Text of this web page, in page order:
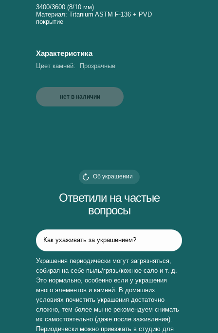
нет в наличии
Характеристика
3400/3600 (8/10 мм)
Материал: Titanium ASTM F-136 + PVD
покрытие
Прозрачные
Цвет камней:
Ответили на частые
вопросы
Об украшении
Как ухаживать за украшением?
Украшения периодически могут загрязняться,
собирая на себе пыль/грязь/кожное сало и т. д.
Это нормально, особенно если у украшения
много элементов и камней. В домашних
условиях почистить украшения достаточно
сложно, тем более мы не рекомендуем снимать
их самостоятельно (даже после заживления).
Периодически можно приезжать в студию для